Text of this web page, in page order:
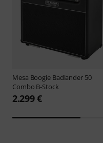
Mesa Boogie Badlander 50
Combo B-Stock
2.299 €